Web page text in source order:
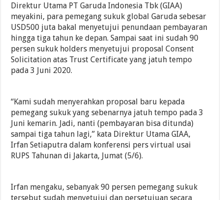
Direktur Utama PT Garuda Indonesia Tbk (GIAA)
meyakini, para pemegang sukuk global Garuda sebesar
USD500 juta bakal menyetujui penundaan pembayaran
hingga tiga tahun ke depan. Sampai saat ini sudah 90
persen sukuk holders menyetujui proposal Consent
Solicitation atas Trust Certificate yang jatuh tempo
pada 3 Juni 2020.
“Kami sudah menyerahkan proposal baru kepada
pemegang sukuk yang sebenarnya jatuh tempo pada 3
Juni kemarin. Jadi, nanti (pembayaran bisa ditunda)
sampai tiga tahun lagi,” kata Direktur Utama GIAA,
Irfan Setiaputra dalam konferensi pers virtual usai
RUPS Tahunan di Jakarta, Jumat (5/6).
Irfan mengaku, sebanyak 90 persen pemegang sukuk
tersebut sudah menyetujui dan persetujuan secara